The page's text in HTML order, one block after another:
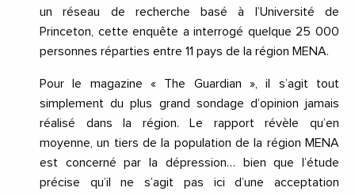
un réseau de recherche basé à l’Université de
Princeton, cette enquête a interrogé quelque 25 000
personnes réparties entre 11 pays de la région MENA.
Pour le magazine « The Guardian », il s’agit tout
simplement du plus grand sondage d’opinion jamais
réalisé dans la région. Le rapport révèle qu’en
moyenne, un tiers de la population de la région MENA
est concerné par la dépression… bien que l’étude
précise qu’il ne s’agit pas ici d’une acceptation